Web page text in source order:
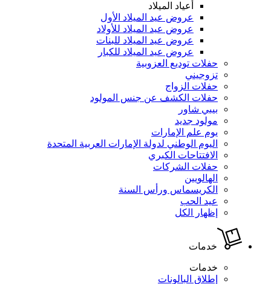
أعياد الميلاد
عروض عيد الميلاد الأول
عروض عيد الميلاد للأولاد
عروض عيد الميلاد للبنات
عروض عيد الميلاد للكبار
حفلات توديع العزوبية
تزوجيني
حفلات الزواج
حفلات الكشف عن جنس المولود
بيبي شاور
مولود جديد
يوم علم الإمارات
اليوم الوطني لدولة الإمارات العربية المتحدة
الافتتاحات الكبري
حفلات الشركات
الهالويين
الكريسماس ورأس السنة
عيد الحب
إظهار الكل
خدمات
خدمات
إطلاق البالونات